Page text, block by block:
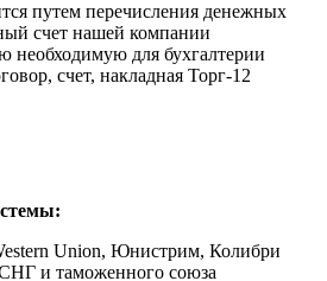
путем перечисления денежных
счет нашей компании
необходимую для бухгалтерии
счет, накладная Торг-12
Union, Юнистрим, Колибри
и таможенного союза